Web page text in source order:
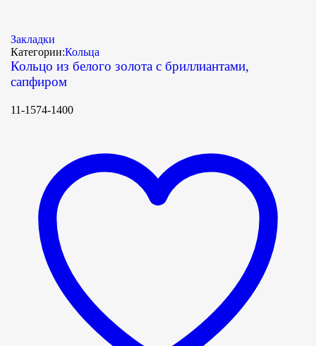
Закладки
Категории:Кольца
Кольцо из белого золота с бриллиантами,
сапфиром
11-1574-1400